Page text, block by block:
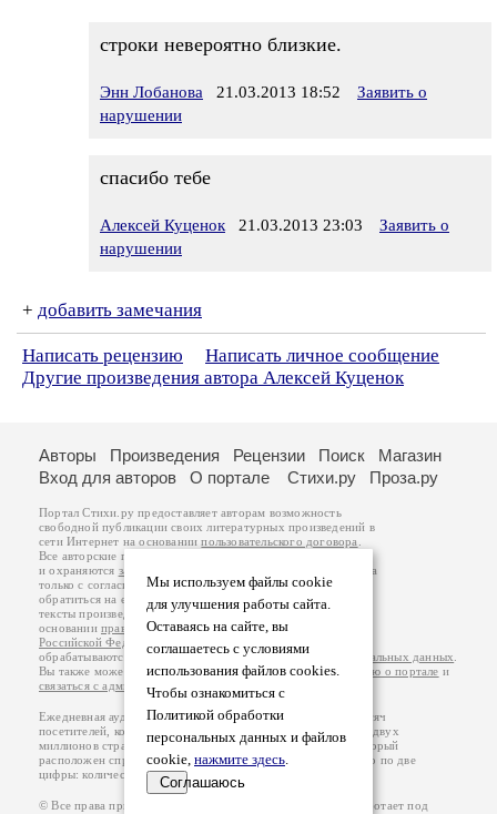
строки невероятно близкие.
Энн Лобанова 21.03.2013 18:52
Заявить о
нарушении
спасибо тебе
Алексей Куценок 21.03.2013 23:03
Заявить о
нарушении
+ добавить замечания
Написать рецензию
Написать личное сообщение
Другие произведения автора Алексей Куценок
Мы используем файлы cookie
для улучшения работы сайта.
Оставаясь на сайте, вы
соглашаетесь с условиями
использования файлов cookies.
Чтобы ознакомиться с
Политикой обработки
персональных данных и файлов
cookie, нажмите здесь.
Соглашаюсь
Авторы Произведения Рецензии Поиск
Магазин
Вход для авторов
О портале Стихи.ру Проза.ру
Портал Стихи.ру предоставляет авторам возможность
свободной публикации своих литературных произведений в
сети Интернет на основаниипользовательского договора
Все авторские права на произведения принадлежат авторам
и охраняются законом
. Перепечатка произведений возможна
только с согласия его автора, к которому вы можете
обратиться на его авторской странице. Ответственность за
тексты произведений авторы несут самостоятельно на
основанииправил публикацииизаконодательства
Российской Федерации
обрабатываются на основанииПолитики обработки персональных данных
Вы также можете посмотреть более подробнуюинформацию о портале и
связаться с администрацией
Ежедневная аудитория портала Стихи.ру – порядка 200 тысяч
посетителей, которые в общей сумме просматривают более двух
миллионов страниц по данным счетчика посещаемости, который
расположен справа от этого текста. В каждой графе указано по две
цифры: количество просмотров и количество посетителей.
© Все права принадлежат авторам, 2000-2026. Портал работает под